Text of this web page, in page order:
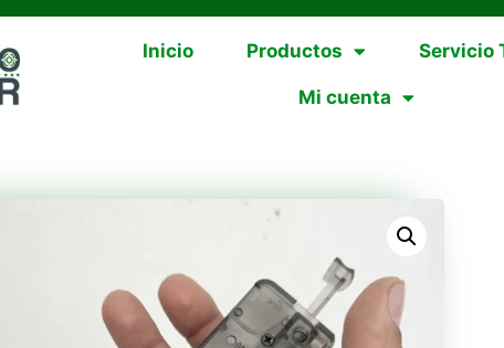
Inicio Productos Servicio
Mi cuenta